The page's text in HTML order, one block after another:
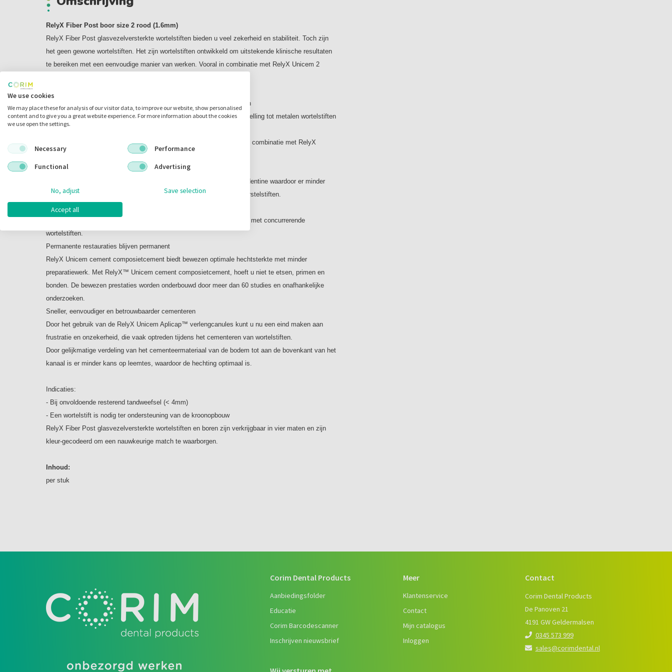
RelyX Fiber Post boor size 2 rood (1.6mm)
RelyX Fiber Post glasvezelversterkte wortelstiften bieden u veel zekerheid en stabiliteit. Toch zijn
het geen gewone wortelstiften. Het zijn wortelstiften ontwikkeld om uitstekende klinische resultaten
te bereiken met een eenvoudige manier van werken. Vooral in combinatie met RelyX Unicem 2
- Hogere breukweerstand dan veel andere vooraanstaande wortelstiften
- Esthetisch dankzij translucentie en geen risico op corrosie in tegenstelling tot metalen wortelstiften
- Vrijwel geen luchtbellen, bij gebruik van RelyX Unicem 2 Automix
RelyX Fiber Post biedt zekerheid en stabiliteit, e
n vooral ook gemak in combinatie met RelyX
Hogere elasticiteit
De elasticiteit van de RelyX Fiber Post is gelijkwaardig aan natuurlijk dentine waardoor er minder
risico is op wortelfractuur ten opzichte van metalen- of keramische worstelstiften.
Breukweerstand
RelyX Fiber Post heeft een uitstekende breukweerstand in vergelijking met concurrerende
wortelstiften.
Permanente restauraties blijven permanent
RelyX Unicem cement composietcement biedt bewezen optimale hechtsterkte met minder
preparatiewerk. Met RelyX™ Unicem cement composietcement, hoeft u niet te etsen, primen en
bonden. De bewezen prestaties worden onderbouwd door meer dan 60 studies en onafhankelijke
onderzoeken.
Sneller, eenvoudiger en betrouwbaarder cementeren
Door het gebruik van de RelyX Unicem Aplicap™ verlengcanules kunt u nu een eind maken aan
frustratie en onzekerheid, die vaak optreden tijdens het cementeren van wortelstiften.
Door gelijkmatige verdeling van het cementeermateriaal van de bodem tot aan de bovenkant van het
kanaal is er minder kans op leemtes, waardoor de hechting optimaal is.
Indicaties:
- Bij onvoldoende resterend tandweefsel (< 4mm)
- Een wortelstift is nodig ter ondersteuning van de kroonopbouw
RelyX Fiber Post glasvezelversterkte wortelstiften en boren zijn verkrijgbaar in vier maten en zijn
kleur-gecodeerd om een nauwkeurige match te waarborgen.
Inhoud:
per stuk
Corim Dental Products
Aanbiedingsfolder
Educatie
Corim Barcodescanner
Inschrijven nieuwsbrief
Meer
Klantenservice
Contact
Mijn catalogus
Inloggen
Contact
Corim Dental Products
De Panoven 21
4191 GW Geldermalsen
0345 573 999
sales@corimdental.nl
We use cookies
We may place these for analysis of our visitor data, to improve our website, show personalised
content and to give you a great website experience. For more information about the cookies
we use open the settings.
Necessary
Performance
Functional
Advertising
No, adjust Save selection
Accept all